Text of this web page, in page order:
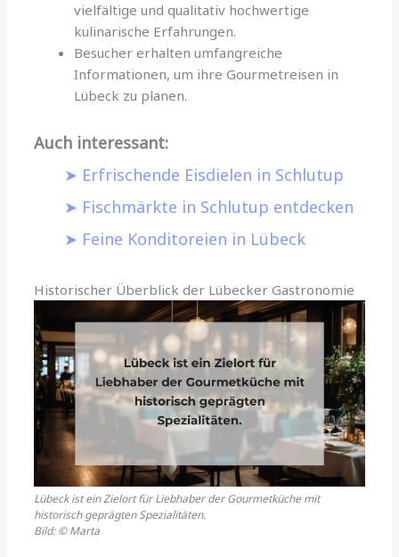
vielfältige und qualitativ hochwertige
kulinarische Erfahrungen.
Besucher erhalten umfangreiche
Informationen, um ihre Gourmetreisen in
Lübeck zu planen.
Auch interessant:
Erfrischende Eisdielen in Schlutup
Fischmärkte in Schlutup entdecken
Feine Konditoreien in Lübeck
Historischer Überblick der Lübecker Gastronomie
Lübeck ist ein Zielort für Liebhaber der Gourmetküche mit
historisch geprägten Spezialitäten.
Bild: © Marta